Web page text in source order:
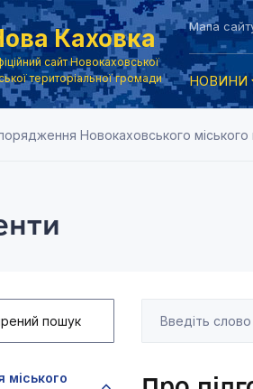
Каховка
сайт Новокаховської
територіальної громади
Мапа
НОВИНИ
Новокаховського міського
пошук
міського